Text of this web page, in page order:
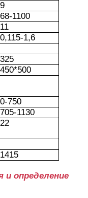
9
68-1100
11
0,115-1,6
325
450*500
0-750
705-1130
22
1415
определение